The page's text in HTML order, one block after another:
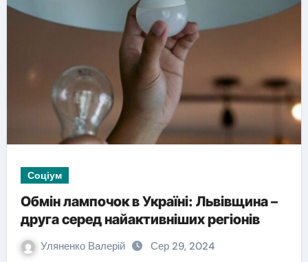
Соціум
Обмін лампочок в Україні: Львівщина –
друга серед найактивніших регіонів
Уляненко Валерій Сер 29, 2024